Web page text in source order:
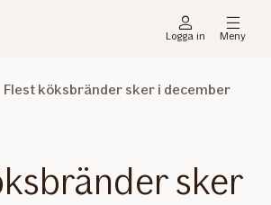
Logga in Meny
Flest köksbränder sker i december
sker